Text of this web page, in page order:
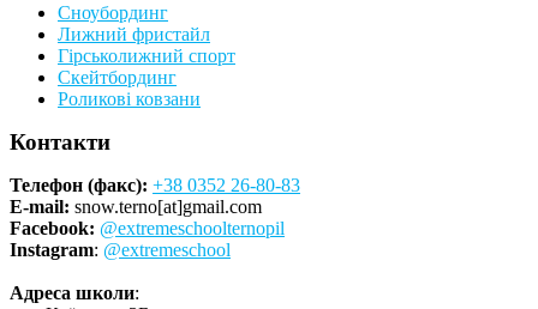
Сноубординг
Лижний фристайл
Гірськолижний спорт
Скейтбординг
Роликові ковзани
Контакти
Телефон (факс): +38 0352 26-80-83
E-mail: snow.terno[at]gmail.com
Facebook: @extremeschoolternopil
Instagram: @extremeschool
Адреса школи: